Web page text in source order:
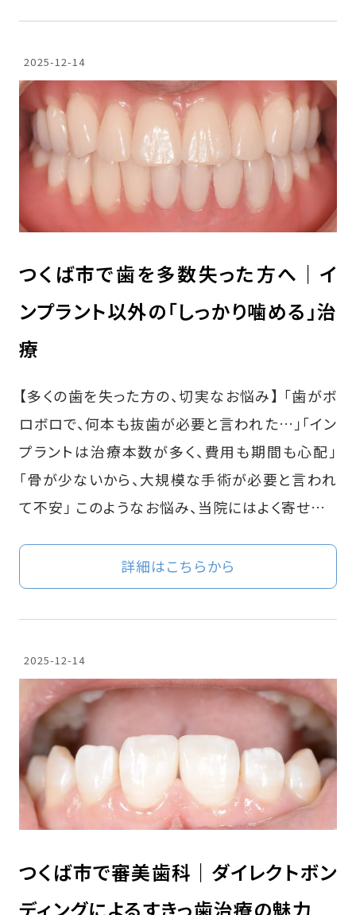
2025-12-14
つくば市で歯を多数失った方へ｜イ
ンプラント以外の「しっかり噛める」治
療
【多くの歯を失った方の、切実なお悩み】 「歯がボ
ロボロで、何本も抜歯が必要と言われた…」「イン
プラントは治療本数が多く、費用も期間も心配」
「骨が少ないから、大規模な手術が必要と言われ
て不安」 このようなお悩み、当院にはよく寄せ…
詳細はこちらから
2025-12-14
つくば市で審美歯科｜ダイレクトボン
ディングによるすきっ歯治療の魅力